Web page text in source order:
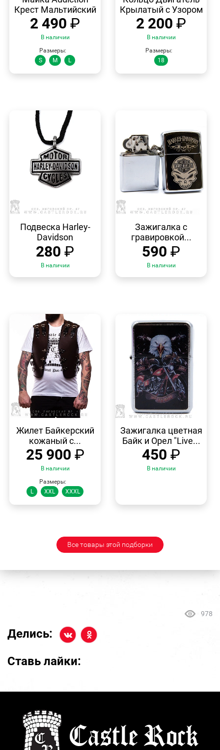
Крест Мальтийский
2 490 ₽
В наличии
Размеры:
S
M L
Крылатый с Узором
2 200 ₽
В наличии
Размеры:
18
ПРОСМОТР
Подвеска Harley-
Davidson
280 ₽
В наличии
ПРОСМОТР
Зажигалка с
гравировкой...
590 ₽
В наличии
ПРОСМОТР
Жилет Байкерский
кожаный с...
25 900 ₽
В наличии
Размеры:
L
XXL XXXL
ПРОСМОТР
Зажигалка цветная
Байк и Орел "Live...
450 ₽
В наличии
Все товары этой подборки
978
Делись:
Ставь лайки: